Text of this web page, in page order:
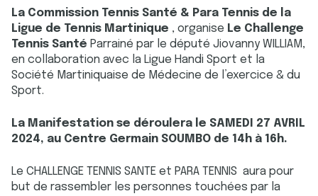
La Commission Tennis Santé & Para Tennis de la
Ligue de Tennis Martinique , organise Le Challenge
Tennis Santé Parrainé par le député Jiovanny WILLIAM,
en collaboration avec la Ligue Handi Sport et la
Société Martiniquaise de Médecine de l’exercice & du
Sport.
La Manifestation se déroulera le SAMEDI 27 AVRIL
2024, au Centre Germain SOUMBO de 14h à 16h.
Le CHALLENGE TENNIS SANTE et PARA TENNIS aura pour
but de rassembler les personnes touchées par la